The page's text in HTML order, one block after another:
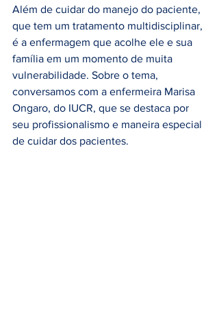
Além de cuidar do manejo do paciente,
que tem um tratamento multidisciplinar,
é a enfermagem que acolhe ele e sua
família em um momento de muita
vulnerabilidade. Sobre o tema,
conversamos com a enfermeira Marisa
Ongaro, do IUCR, que se destaca por
seu profissionalismo e maneira especial
de cuidar dos pacientes.